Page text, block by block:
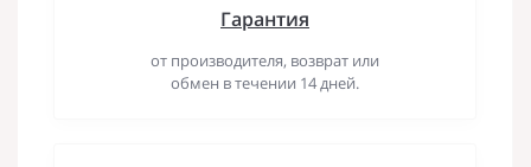
Гарантия
от производителя, возврат или
обмен в течении 14 дней.